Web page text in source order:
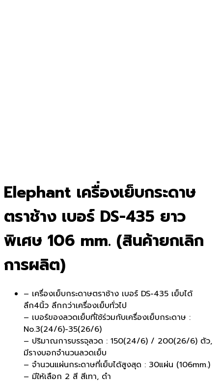
Elephant เครื่องเย็บกระดาษ
ตราช้าง เบอร์ DS-435 ยาว
พิเศษ 106 mm. (สินค้ายกเลิก
การผลิต)
– เครื่องเย็บกระดาษตราช้าง เบอร์ DS-435 เย็บได้
ลึก4นิ้ว ลึกกว่าเครื่องเย็บทั่วไป
– เบอร์ของลวดเย็บที่ใช้ร่วมกับเครื่องเย็บกระดาษ :
No.3(24/6)-35(26/6)
– ปริมาณการบรรจุลวด : 150(24/6) / 200(26/6) ตัว,
มีรางบอกจำนวนลวดเย็บ
– จำนวนแผ่นกระดาษที่เย็บได้สูงสุด : 30แผ่น (106mm.)
– มีให้เลือก 2 สี สีเทา, ดำ